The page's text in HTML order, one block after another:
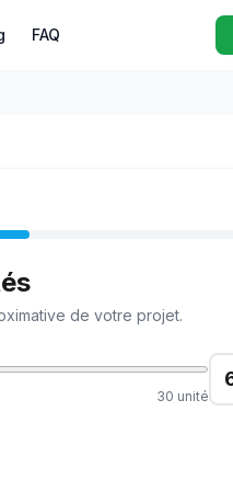
FAQ
de votre projet.
30 unité